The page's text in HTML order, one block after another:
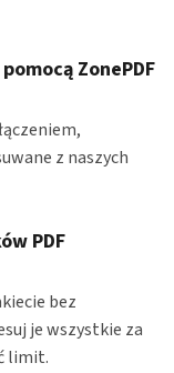
ZonePDF
z naszych
PDF
bez
je wszystkie za
limit.